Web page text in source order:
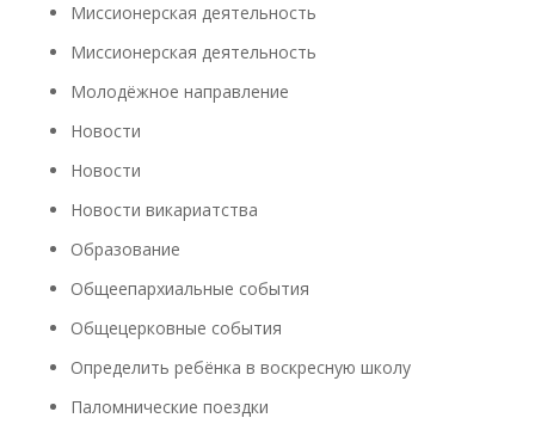
Миссионерская деятельность
Миссионерская деятельность
Молодёжное направление
Новости
Новости
Новости викариатства
Образование
Общеепархиальные события
Общецерковные события
Определить ребёнка в воскресную школу
Паломнические поездки